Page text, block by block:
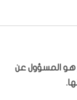
هو المسؤول عن